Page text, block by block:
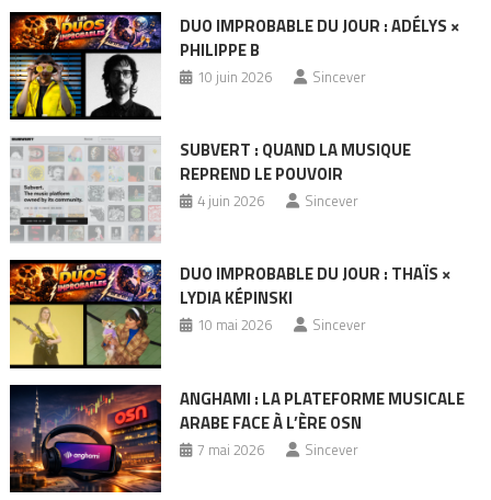
DUO IMPROBABLE DU JOUR : ADÉLYS ×
PHILIPPE B
10 juin 2026 Sincever
SUBVERT : QUAND LA MUSIQUE
REPREND LE POUVOIR
4 juin 2026 Sincever
DUO IMPROBABLE DU JOUR : THAÏS ×
LYDIA KÉPINSKI
10 mai 2026 Sincever
ANGHAMI : LA PLATEFORME MUSICALE
ARABE FACE À L’ÈRE OSN
7 mai 2026 Sincever